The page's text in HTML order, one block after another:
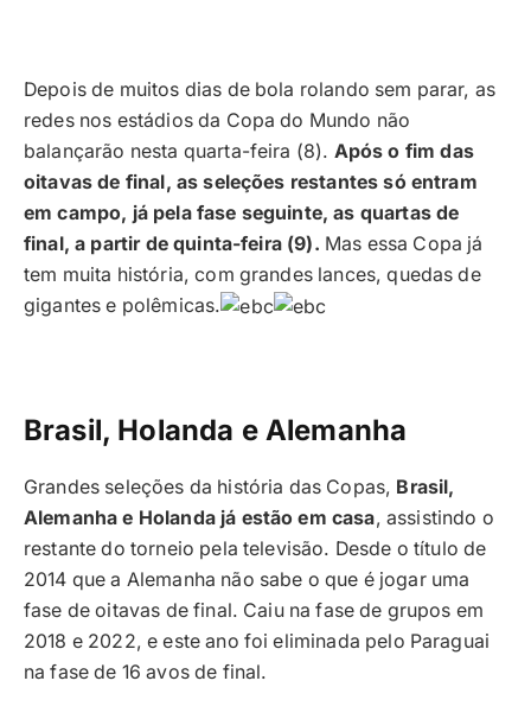
Depois de muitos dias de bola rolando sem parar, as
redes nos estádios da Copa do Mundo não
balançarão nesta quarta-feira (8). Após o fim das
oitavas de final, as seleções restantes só entram
em campo, já pela fase seguinte, as quartas de
final, a partir de quinta-feira (9). Mas essa Copa já
tem muita história, com grandes lances, quedas de
gigantes e polêmicas.
Brasil, Holanda e Alemanha
Grandes seleções da história das Copas, Brasil,
Alemanha e Holanda já estão em casa, assistindo o
restante do torneio pela televisão. Desde o título de
2014 que a Alemanha não sabe o que é jogar uma
fase de oitavas de final. Caiu na fase de grupos em
2018 e 2022, e este ano foi eliminada pelo Paraguai
na fase de 16 avos de final.